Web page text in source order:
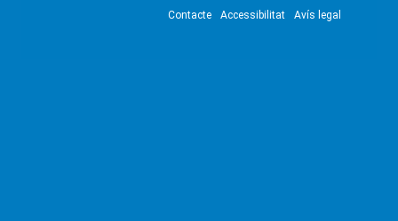
Contacte Accessibilitat Avís legal